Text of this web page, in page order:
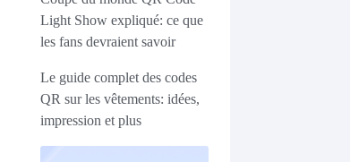
Light Show expliqué: ce que
les fans devraient savoir
Le guide complet des codes
QR sur les vêtements: idées,
impression et plus